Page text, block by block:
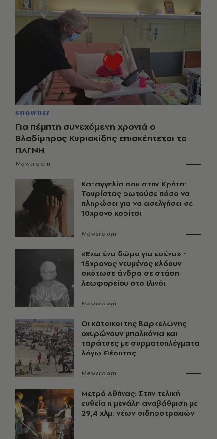
SHOWBIZ
Για πέμπτη συνεχόμενη χρονιά ο
Βλαδίμηρος Κυριακίδης επισκέπτεται το
ΠΑΓΝΗ
Newsroom
Καταγγελία σοκ στην Κρήτη:
Τουρίστας ρωτούσε πόσο να
πληρώσει για να ασελγήσει σε
10χρονο κορίτσι
Newsroom
«Έχω ένα δώρο για εσένα» -
15χρονος ντυμένος κλόουν
σκότωσε άνδρα σε στάση
λεωφορείου στο Ιλινόι
Newsroom
Οι κάτοικοι της Βαρκελώνης
οχυρώνουν μπαλκόνια και
ταράτσες με συρματοπλέγματα
λόγω Θέουτας
Newsroom
Μετρό Αθήνας: Στην τελική
ευθεία η μεγάλη αναβάθμιση με
29,4 χλμ. νέων σιδηροτροχιών